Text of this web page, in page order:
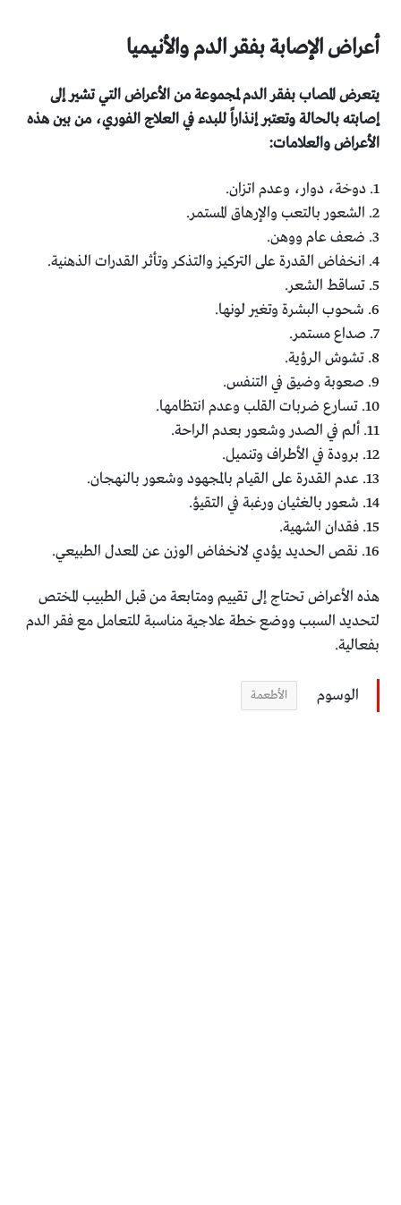
أعراض الإصابة بفقر الدم والأنيميا
يتعرض المصاب بفقر الدم لمجموعة من الأعراض التي تشير إلى
إصابته بالحالة وتعتبر إنذاراً للبدء في العلاج الفوري، من بين هذه
الأعراض والعلامات:
1. دوخة، دوار، وعدم اتزان.
2. الشعور بالتعب والإرهاق المستمر.
3. ضعف عام ووهن.
4. انخفاض القدرة على التركيز والتذكر وتأثر القدرات الذهنية.
5. تساقط الشعر.
6. شحوب البشرة وتغير لونها.
7. صداع مستمر.
8. تشوش الرؤية.
9. صعوبة وضيق في التنفس.
10. تسارع ضربات القلب وعدم انتظامها.
11. ألم في الصدر وشعور بعدم الراحة.
12. برودة في الأطراف وتنميل.
13. عدم القدرة على القيام بالمجهود وشعور بالنهجان.
14. شعور بالغثيان ورغبة في التقيؤ.
15. فقدان الشهية.
16. نقص الحديد يؤدي لانخفاض الوزن عن المعدل الطبيعي.
هذه الأعراض تحتاج إلى تقييم ومتابعة من قبل الطبيب المختص
لتحديد السبب ووضع خطة علاجية مناسبة للتعامل مع فقر الدم
بفعالية.
الوسوم الأطعمة